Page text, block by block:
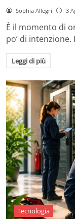
Sophia Allegri 3
È il momento di
po’ di
Leggi di più
Tecnologia